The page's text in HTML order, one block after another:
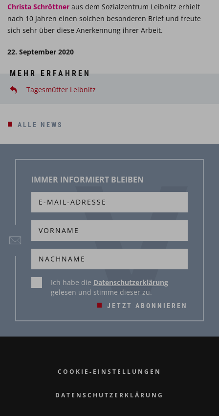
Christa Schröttner aus dem Sozialzentrum Leibnitz erhielt
nach 10 Jahren einen solchen besonderen Brief und freute
sich sehr über diese Anerkennung ihrer Arbeit.
22. September 2020
MEHR ERFAHREN
Tagesmütter Leibnitz
ALLE NEWS
IMMER INFORMIERT BLEIBEN
JETZT ABONNIEREN
Ich habe die Datenschutzerklärung
gelesen und stimme dieser zu.
COOKIE-EINSTELLUNGEN
DATENSCHUTZERKLÄRUNG